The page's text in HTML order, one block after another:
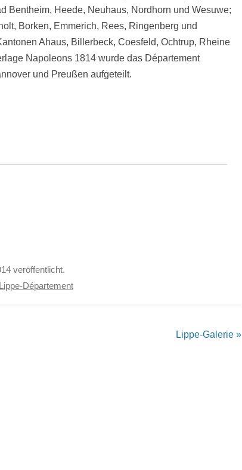
Bentheim, Heede, Neuhaus, Nordhorn und Wesuwe;
Borken, Emmerich, Rees, Ringenberg und
Ahaus, Billerbeck, Coesfeld, Ochtrup, Rheine
Napoleons 1814 wurde das Département
und Preußen aufgeteilt.
veröffentlicht.
Lippe-Département
Lippe-Galerie »